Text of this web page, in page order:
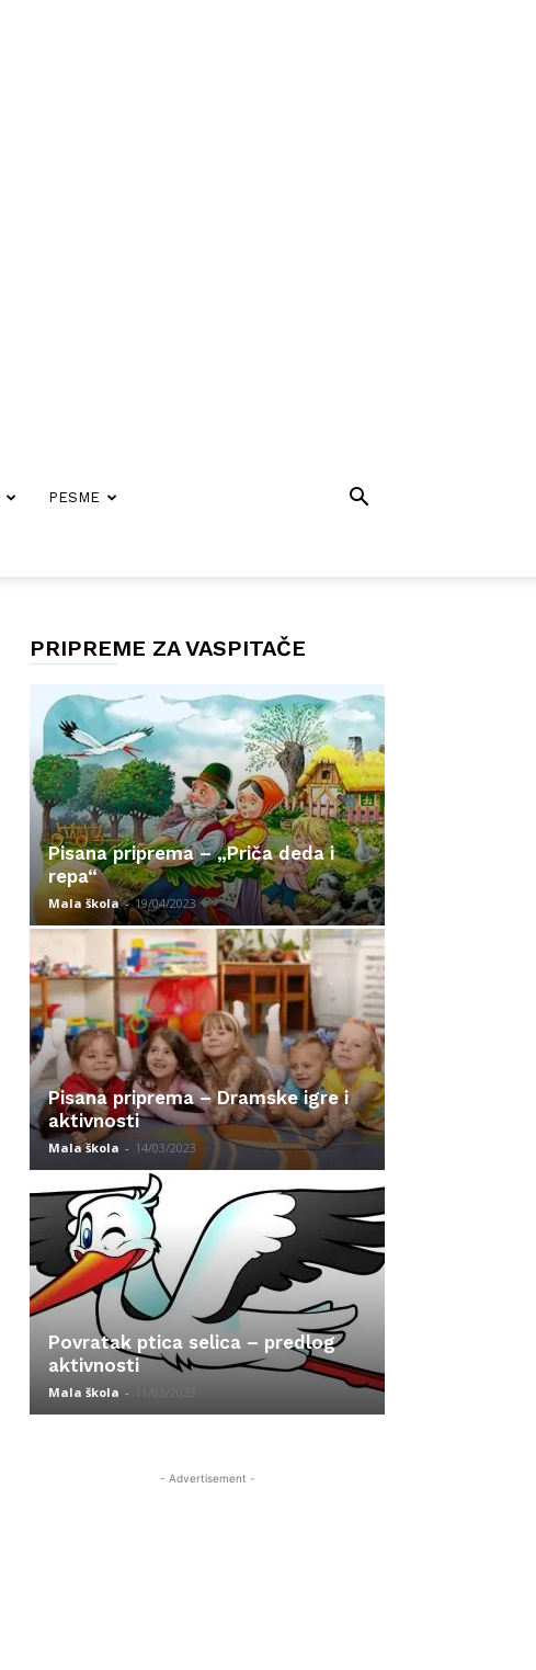
PESME
PRIPREME ZA VASPITAČE
Pisana priprema – „Priča deda i
repa“
Mala škola - 19/04/2023
Pisana priprema – Dramske igre i
aktivnosti
Mala škola - 14/03/2023
Povratak ptica selica – predlog
aktivnosti
Mala škola -
- Advertisement -